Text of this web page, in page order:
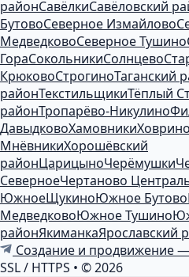
районСавёлкиСавёловский
БутовоСеверное Измайлово
МедведковоСеверное Тушино
ГораСокольникиСолнцево
КрюковоСтрогиноТаганский
районТекстильщикиТёплый
районТропарёво-Никулино
ДавыдковоХамовникиХоврино
МнёвникиХорошёвский
районЦарицыноЧерёмушки
СеверноеЧертаново
ЮжноеЩукиноЮжное Бутово
МедведковоЮжное Тушино
районЯкиманкаЯрославский
Создание и продвижение
SSL / HTTPS • © 2026